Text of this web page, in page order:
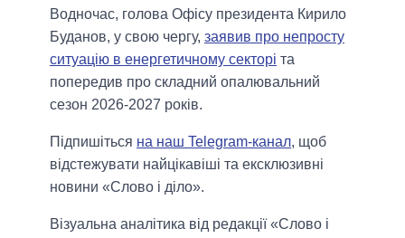
Водночас, голова Офісу президента Кирило
Буданов, у свою чергу, заявив про непросту
ситуацію в енергетичному секторі та
попередив про складний опалювальний
сезон 2026-2027 років.
Підпишіться на наш Telegram-канал, щоб
відстежувати найцікавіші та ексклюзивні
новини «Слово і діло».
Візуальна аналітика від редакції «Слово і